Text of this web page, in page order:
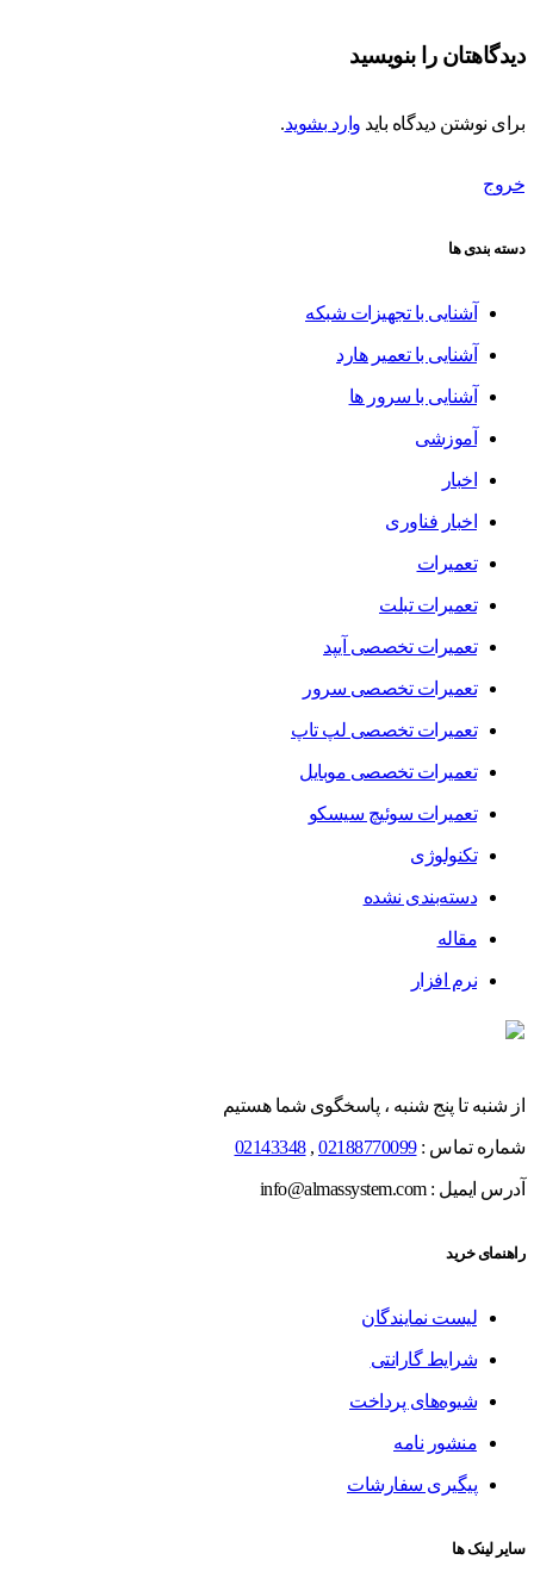
دیدگاهتان را بنویسید
برای نوشتن دیدگاه باید وارد بشوید.
خروج
دسته بندی ها
آشنایی با تجهیزات شبکه
آشنایی با تعمیر هارد
آشنایی با سرور ها
آموزشی
اخبار
اخبار فناوری
تعمیرات
تعمیرات تبلت
تعمیرات تخصصی آیپد
تعمیرات تخصصی سرور
تعمیرات تخصصی لپ تاپ
تعمیرات تخصصی موبایل
تعمیرات سوئیچ سیسکو
تکنولوژی
دسته‌بندی نشده
مقاله
نرم افزار
از شنبه تا پنج شنبه ، پاسخگوی شما هستیم
شماره تماس :02188770099
,
02143348
آدرس ایمیل : info@almassystem.com
راهنمای خرید
لیست نمایندگان
شرایط گارانتی
شیوه‌های پرداخت
منشور نامه
پیگیری سفارشات
سایر لینک ها